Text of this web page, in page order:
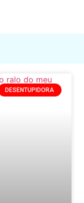
DESENTUPIDORA